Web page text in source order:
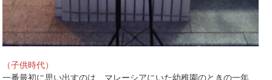
（子供時代）
一番最初に思い出すのは マレーシアにいた幼稚園のときの一年